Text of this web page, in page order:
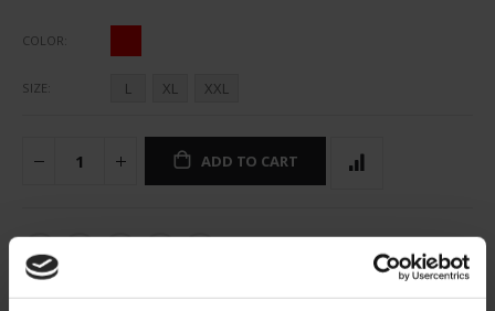
COLOR
SIZE L XL XXL
ADD TO CART